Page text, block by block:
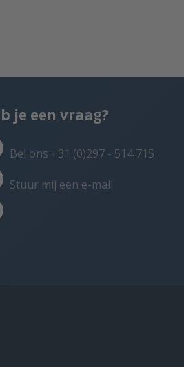
je een vraag?
Bel ons +31 (0)297 - 514 715
Stuur mij een e-mail